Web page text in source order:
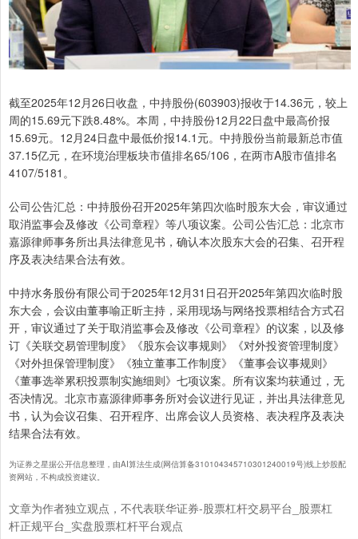
截至2025年12月26日收盘，中持股份(603903)报收于14.36元，较上
周的15.69元下跌8.48%。本周，中持股份12月22日盘中最高价报
15.69元。12月24日盘中最低价报14.1元。中持股份当前最新总市值
37.15亿元，在环境治理板块市值排名65/106，在两市A股市值排名
4107/5181。
公司公告汇总：中持股份召开2025年第四次临时股东大会，审议通过
取消监事会及修改《公司章程》等八项议案。公司公告汇总：北京市
嘉源律师事务所出具法律意见书，确认本次股东大会的召集、召开程
序及表决结果合法有效。
中持水务股份有限公司于2025年12月31日召开2025年第四次临时股
东大会，会议由董事喻正昕主持，采用现场与网络投票相结合方式召
开，审议通过了关于取消监事会及修改《公司章程》的议案，以及修
订《关联交易管理制度》《股东会议事规则》《对外投资管理制度》
《对外担保管理制度》《独立董事工作制度》《董事会议事规则》
《董事选举累积投票制实施细则》七项议案。所有议案均获通过，无
否决情况。北京市嘉源律师事务所对会议进行见证，并出具法律意见
书，认为会议召集、召开程序、出席会议人员资格、表决程序及表决
结果合法有效。
为证券之星据公开信息整理，由AI算法生成(网信算备310104345710301240019号)线上炒股配
资网站，不构成投资建议。
文章为作者独立观点，不代表联华证券-股票杠杆交易平台_股票杠
杆正规平台_实盘股票杠杆平台观点